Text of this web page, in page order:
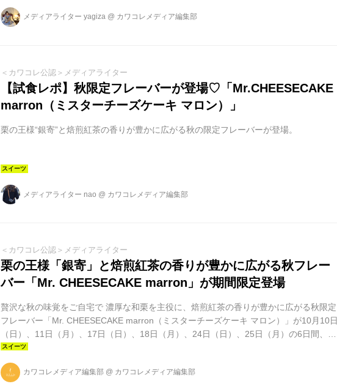
ーズケーキ プティ カフェ オ マロン エス）」も登場します。イタリア産の栗をベース
に、コーヒーの香ばしい香りを組み合わせた新たな味わいが秋の訪れを彩ります。
メディアライター yagiza @ カワコレメディア編集部
＜カワコレ公認＞メディアライター
【試食レポ】秋限定フレーバーが登場♡「Mr.CHEESECAKE
marron（ミスターチーズケーキ マロン）」
栗の王様“銀寄”と焙煎紅茶の香りが豊かに広がる秋の限定フレーバーが登場。
メディアライター nao @ カワコレメディア編集部
＜カワコレ公認＞メディアライター
栗の王様「銀寄」と焙煎紅茶の香りが豊かに広がる秋フレー
バー「Mr. CHEESECAKE marron」が期間限定登場
贅沢な秋の味覚をご自宅で 濃厚な和栗を主役に、焙煎紅茶の香りが豊かに広がる秋限定
フレーバー「Mr. CHEESECAKE marron（ミスターチーズケーキ マロン）」が10月10日
（日）、11日（月）、17日（日）、18日（月）、24日（日）、25日（月）の6日間、数
量限定で販売されます。 「Mr. CHEESECAKE marron」は、秋の味覚の代表格とも言え
る「栗」を贅沢に使用した濃厚な味わいで、秋の訪れにぴったりの限定フレーバーで
す。 栗は、銀寄（ぎんよせ）と筑波（つくば）という2種類の和栗と、フランス産の洋
カワコレメディア編集部 @ カワコレメディア編集部